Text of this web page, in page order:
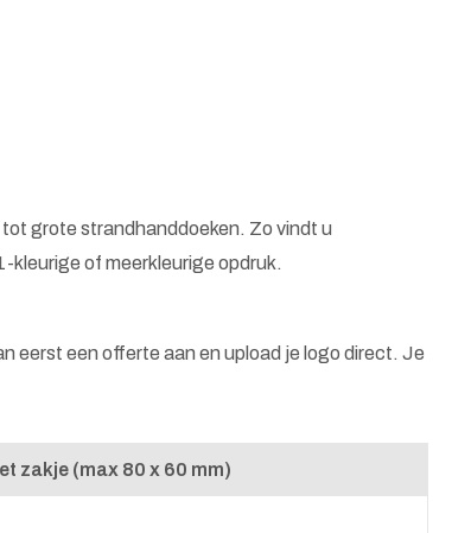
grote strandhanddoeken. Zo vindt u
kleurige of meerkleurige opdruk.
eerst een offerte aan en upload je logo direct. Je
zakje (max 80 x 60 mm)